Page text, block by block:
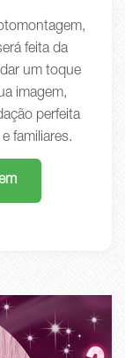
feita da
um toque
imagem,
perfeita
familiares.